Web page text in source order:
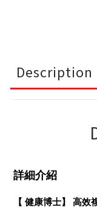
Description
詳細介紹
【 健康博士】 高效